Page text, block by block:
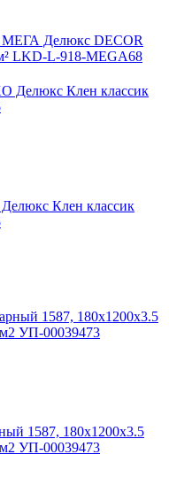
Делюкс DECOR
LKD-L-918-MEGA68
Клен классик
1587, 180x1200х3.5
УП-00039473